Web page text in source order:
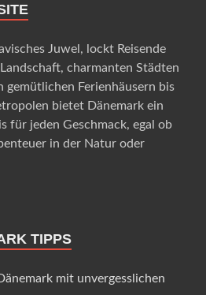
Juwel, lockt Reisende
charmanten Städten
gemütlichen Ferienhäusern bis
bietet Dänemark ein
für jeden Geschmack, egal ob
in der Natur oder
TIPPS
mit unvergesslichen